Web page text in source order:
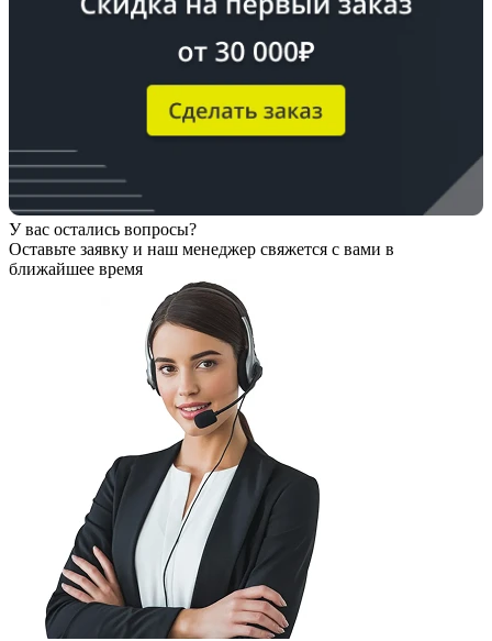
У вас остались вопросы?
Оставьте заявку и наш менеджер свяжется с вами в
ближайшее время